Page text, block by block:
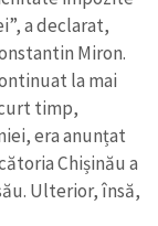
a declarat,
Miron.
la mai
timp,
eraanunțat
Chișinău a
. Ulterior, însă,